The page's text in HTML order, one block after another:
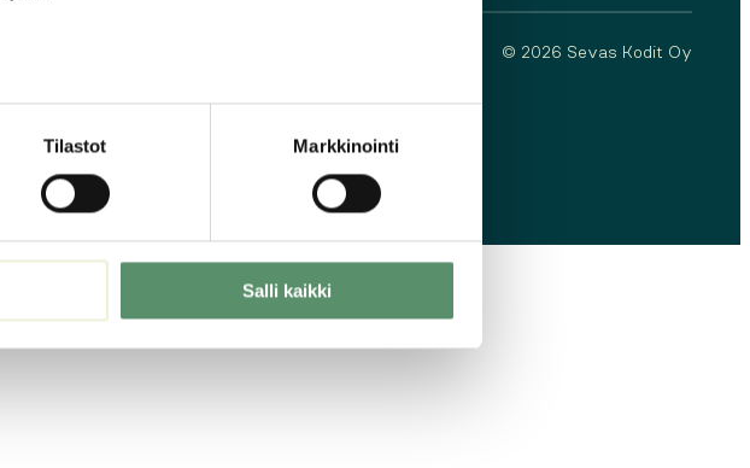
Tilastot Markkinointi
Salli kaikki
© 2026 Sevas Kodit Oy